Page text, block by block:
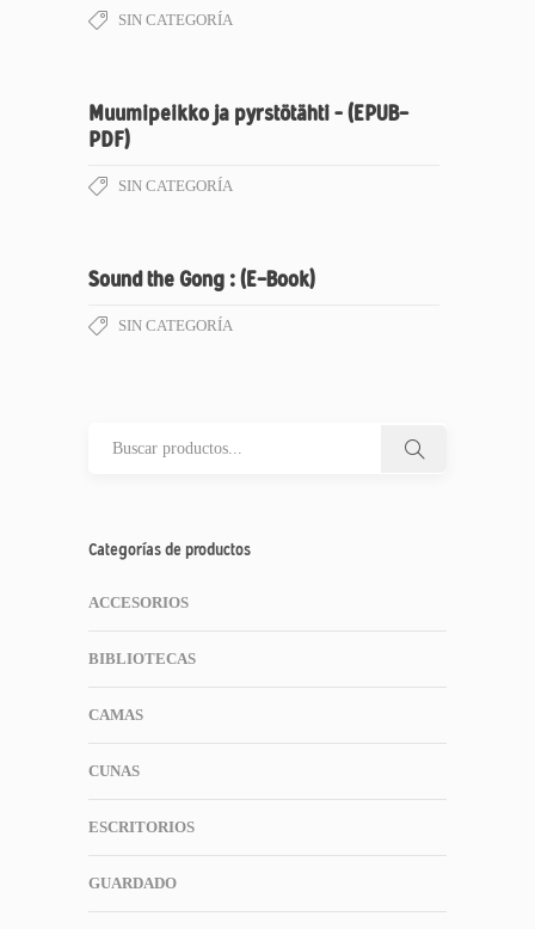
SIN CATEGORÍA
Muumipeikko ja pyrstötähti – (EPUB-
PDF)
SIN CATEGORÍA
Sound the Gong : (E-Book)
SIN CATEGORÍA
Categorías de productos
ACCESORIOS
BIBLIOTECAS
CAMAS
CUNAS
ESCRITORIOS
GUARDADO